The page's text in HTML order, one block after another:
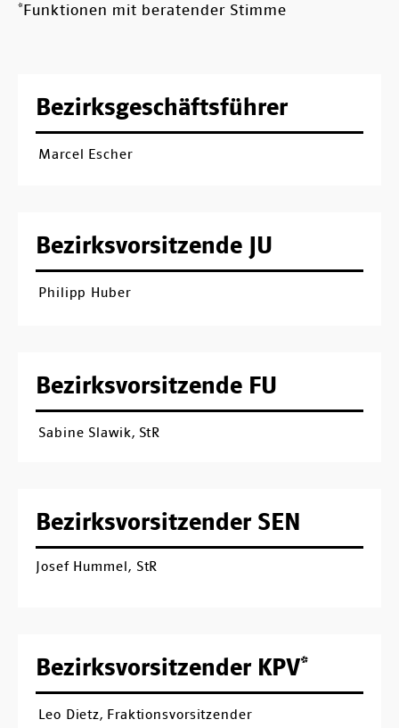
*Funktionen mit beratender Stimme
Bezirksgeschäftsführer
Marcel Escher
Bezirksvorsitzende JU
Philipp Huber
Bezirksvorsitzende FU
Sabine Slawik, StR
Bezirksvorsitzender SEN
Josef Hummel, StR
Bezirksvorsitzender KPV*
Leo Dietz, Fraktionsvorsitzender